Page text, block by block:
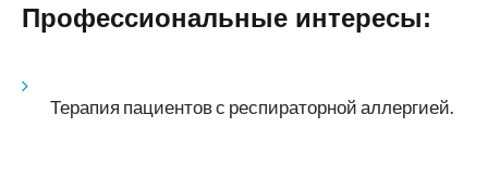
Профессиональные интересы:
Терапия пациентов с респираторной аллергией.